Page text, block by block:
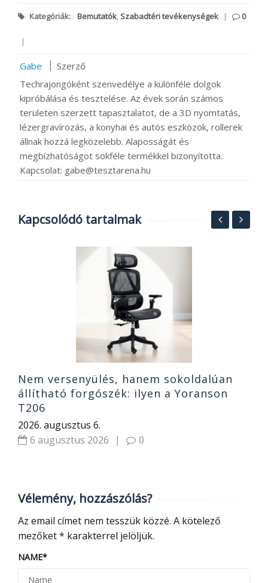
Kategóriák: Bemutatók,Szabadtéri tevékenységek | 0
|
Gabe
Szerző
Techrajongóként szenvedélye a különféle dolgok
kipróbálása és tesztelése. Az évek során számos
területen szerzett tapasztalatot, de a 3D nyomtatás,
lézergravírozás, a konyhai és autós eszközök, rollerek
állnak hozzá legközelebb. Alaposságát és
megbízhatóságot sokféle termékkel bizonyította.
Kapcsolat: gabe@tesztarena.hu
Kapcsolódó tartalmak
Nem versenyülés, hanem sokoldalúan
állítható forgószék: ilyen a Yoranson
T206
2026. augusztus 6.
6 augusztus 2026
| 0
Vélemény, hozzászólás?
Az email címet nem tesszük közzé. A kötelező
mezőket* karakterrel jelöljük.
NAME*